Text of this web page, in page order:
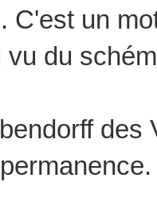
C'est un
du
des